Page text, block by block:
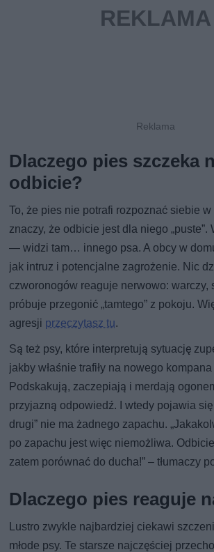
Dlaczego pies szczeka
odbicie?
To, że pies nie potrafi rozpoznać siebie
znaczy, że odbicie jest dla niego „puste”.
— widzi tam… innego psa. A obcy w
jak intruz i potencjalne zagrożenie. Nic
czworonogów reaguje nerwowo: warczy,
próbuje przegonić „tamtego” z pokoju.
agresji przeczytasz tu.
Są też psy, które interpretują sytuację
jakby właśnie trafiły na nowego
Podskakują, zaczepiają i merdają
przyjazną odpowiedź. I wtedy pojawia się
drugi” nie ma żadnego zapachu.
po zapachu jest więc niemożliwa.
zatem porównać do ducha!” – tłumaczy
Dlaczego pies reaguje
Lustro zwykle najbardziej ciekawi
młode psy. Te starsze najczęściej